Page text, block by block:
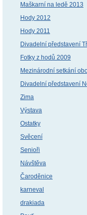
Maškarní na ledě 2013
Hody 2012
Hody 2011
Divadelní představení
Fotky z hodů 2009
Mezinárodní setkání
Divadelní představení
Zima
Výstava
Ostatky
Svěcení
Senioři
Návštěva
Čaroděnice
karneval
drakiada